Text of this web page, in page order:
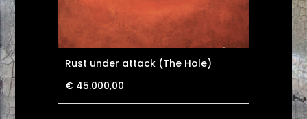
Rust under attack (The Hole)
€ 45.000,00